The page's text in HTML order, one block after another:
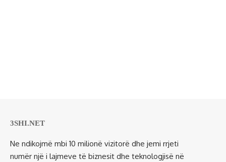
3SHI.NET
Ne ndikojmë mbi 10 milionë vizitorë dhe jemi rrjeti
numër një i lajmeve të biznesit dhe teknologjisë në